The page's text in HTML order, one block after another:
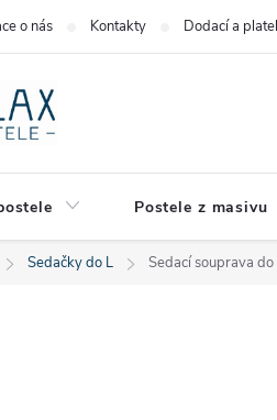
o nás Kontakty Dodací a
Postele z masivu
Sedačky do L Sedací souprava